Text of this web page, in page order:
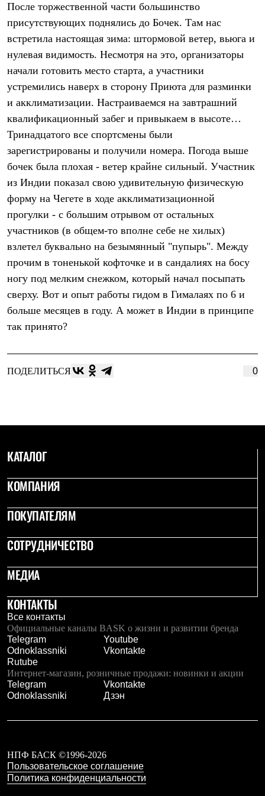
Рубашки
Футболки
Толстовки
Брюки
Термобелье
Среднее термобелье
Легкое термобелье
Флисовая одежда
Брюки
Детская одежда
Комбинезоны
Куртки
Брюки
Утепленная синтетикой
Комбинезоны
Куртки
Брюки
Лёгкая одежда
Футболки
Брюки
Софтшелл одежда
Флисовая одежда
Куртки
Брюки
Жилеты
Комплект термобелья
Аксессуары для палаток
Легкоходные
Городские
Аксессуары для рюкзаков
Пуховые
С синтетическим утеплителем
Аксессуары для спальников
Баулы
Кошельки
Сумки
Гермомешки
Полезные аксессуары
Книги
Еда
Коврики
Обувь
Женская обувь
Сапоги
Ботинки
Ботинки
Гамаши и бахилы
Гамаши
Бахилы
Тапочки и чуни
После торжественной части большинство
присутствующих поднялись до Бочек. Там нас
встретила настоящая зима: штормовой ветер, вьюга и
нулевая видимость. Несмотря на это, организаторы
начали готовить место старта, а участники
устремились наверх в сторону Приюта для разминки
и акклиматизации. Настраиваемся на завтрашний
квалификационный забег и привыкаем в высоте…
Тринадцатого все спортсмены были
зарегистрированы и получили номера. Погода выше
бочек была плохая - ветер крайне сильный. Участник
из Индии показал свою удивительную физическую
форму на Чегете в ходе акклиматизационной
прогулки - с большим отрывом от остальных
участников (в общем-то вполне себе не хилых)
взлетел буквально на безымянный "пупырь". Между
прочим в тоненькой кофточке и в сандалиях на босу
ногу под мелким снежком, который начал посыпать
сверху. Вот и опыт работы гидом в Гималаях по 6 и
больше месяцев в году. А может в Индии в принципе
так принято?
ПОДЕЛИТЬСЯ 0
КАТАЛОГ
КОМПАНИЯ
ПОКУПАТЕЛЯМ
СОТРУДНИЧЕСТВО
МЕДИА
КОНТАКТЫ
Все контакты
Официальные каналы BASK о жизни и развитии бренда
Telegram
Youtube
Odnoklassniki
Vkontakte
Rutube
Интернет-магазин, розничные продажи: новинки и акции
Telegram
Vkontakte
Odnoklassniki
Дзэн
НПФ БАСК ©1996-2026
Пользовательское соглашение
Политика конфиденциальности